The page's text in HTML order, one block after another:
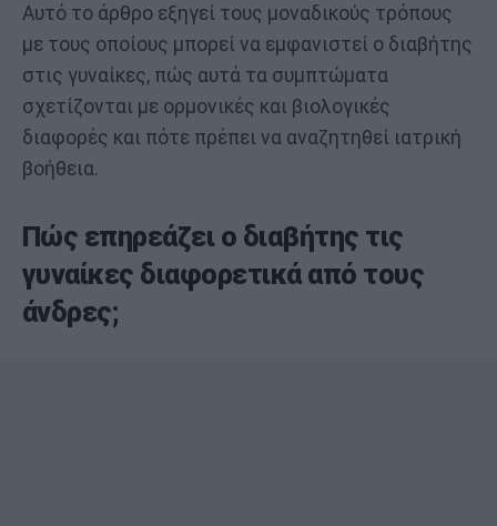
Αυτό το άρθρο εξηγεί τους μοναδικούς τρόπους
με τους οποίους μπορεί να εμφανιστεί ο διαβήτης
στις γυναίκες, πώς αυτά τα συμπτώματα
σχετίζονται με ορμονικές και βιολογικές
διαφορές και πότε πρέπει να αναζητηθεί ιατρική
βοήθεια.
Πώς επηρεάζει ο διαβήτης τις
γυναίκες διαφορετικά από τους
άνδρες;